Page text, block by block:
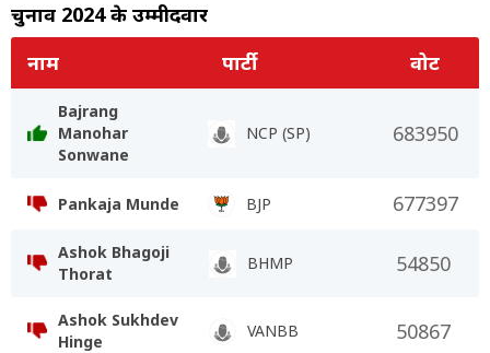
चुनाव 2024 के उम्मीदवार
नाम
पार्टी वोट
Bajrang
Manohar
Sonwane
NCP (SP) 683950
Pankaja Munde BJP 677397
Ashok Bhagoji
Thorat
BHMP 54850
Ashok Sukhdev
Hinge
VANBB 50867